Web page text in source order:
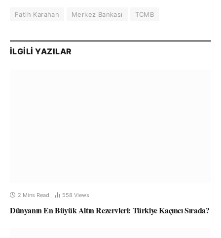
Fatih Karahan Merkez Bankası TCMB
İLGILI YAZILAR
2 Mins Read 558 Views
Dünyanın En Büyük Altın Rezervleri: Türkiye Kaçıncı Sırada?